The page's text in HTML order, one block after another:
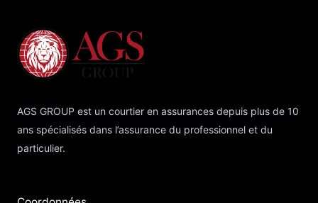
AGS GROUP est un courtier en assurances depuis plus de 10
ans spécialisés dans l’assurance du professionnel et du
particulier.